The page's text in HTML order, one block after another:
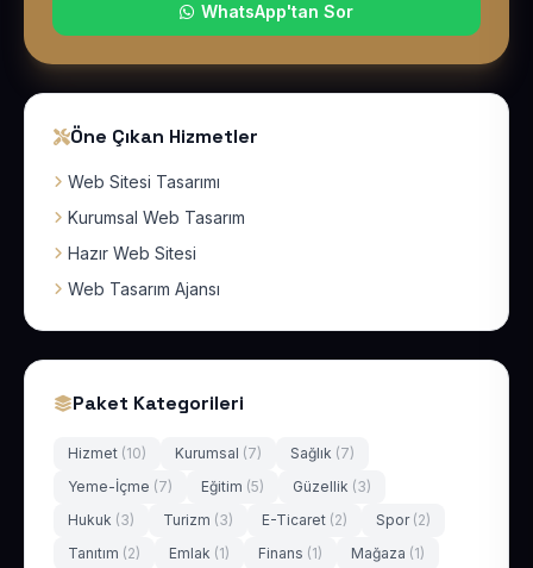
WhatsApp'tan Sor
Öne Çıkan Hizmetler
Web Sitesi Tasarımı
Kurumsal Web Tasarım
Hazır Web Sitesi
Web Tasarım Ajansı
Paket Kategorileri
Hizmet (10) Kurumsal (7) Sağlık (7)
Yeme-İçme (7) Eğitim (5) Güzellik (3)
Hukuk (3) Turizm (3) E-Ticaret (2) Spor (2)
Tanıtım (2) Emlak (1) Finans (1) Mağaza (1)